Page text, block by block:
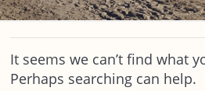
It seems we can’t find what
Perhaps searching can help.